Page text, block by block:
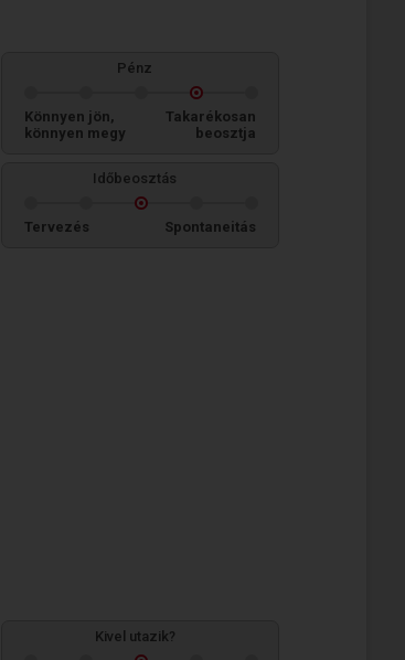
Pénz
Könnyen jön,
könnyen megy
Takarékosan
beosztja
Időbeosztás
Tervezés Spontaneitás
Kivel utazik?